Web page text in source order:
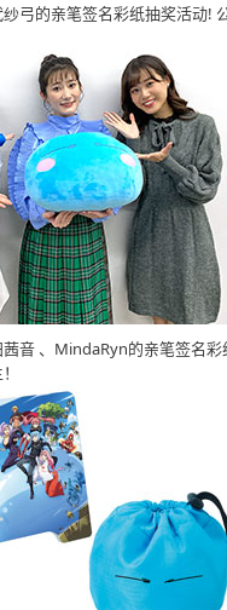
弓的亲笔签名彩纸抽奖活动!
音 、MindaRyn的亲笔签名彩